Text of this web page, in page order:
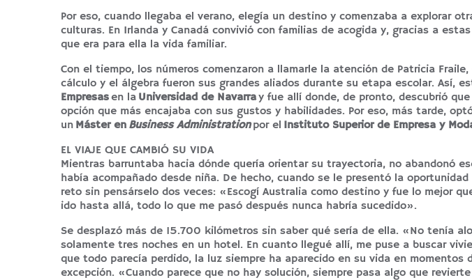
Por eso, cuando llegaba el verano, elegía un destino y comenzaba a explorar
culturas. En Irlanda y Canadá convivió con familias de acogida y, gracias a
que era para ella la vida familiar.
Con el tiempo, los números comenzaron a llamarle la atención de Patricia Fraile,
cálculo y el álgebra fueron sus grandes aliados durante su etapa escolar. Así,
Empresasen la Universidad de Navarray fue allí donde, de pronto, descubrió
opción que más encajaba con sus gustos y habilidades. Por eso, más tarde,
un Máster en Business Administration por el Instituto Superior de Empresa y
EL VIAJE QUE CAMBIÓ SU VIDA
Mientras barruntaba hacia dónde quería orientar su trayectoria, no abandonó
había acompañado desde niña. De hecho, cuando se le presentó la
reto sin pensárselo dos veces: «Escogí Australia como destino y fue lo mejor
ido hasta allá, todo lo que me pasó después nunca habría sucedido».
Se desplazó más de 15.700 kilómetros sin saber qué sería de ella. «No tenía
solamente tres noches en un hotel. En cuanto llegué allí, me puse a buscar
que todo parecía perdido, la luz siempre ha aparecido en su vida en momentos
excepción. «Cuando parece que no hay solución, siempre pasa algo que